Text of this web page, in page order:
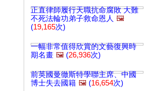
正直律師履行天職抗命腐敗 大難
不死法輪功弟子救命恩人 🖼️
(19,165次)
一幅非常值得欣賞的文藝復興時
期名畫 🖼️ (26,936次)
前英國曼徹斯特學聯主席、中國
博士失去國籍 🖼️ (16,654次)